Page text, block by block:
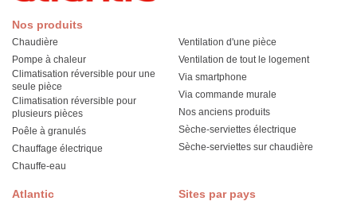
Atlantic
Nos produits
Chaudière
Pompe à chaleur
Climatisation réversible pour une
seule pièce
Climatisation réversible pour
plusieurs pièces
Poêle à granulés
Chauffage électrique
Chauffe-eau
Ventilation d'une pièce
Ventilation de tout le logement
Via smartphone
Via commande murale
Nos anciens produits
Sèche-serviettes électrique
Sèche-serviettes sur chaudière
Sites par pays